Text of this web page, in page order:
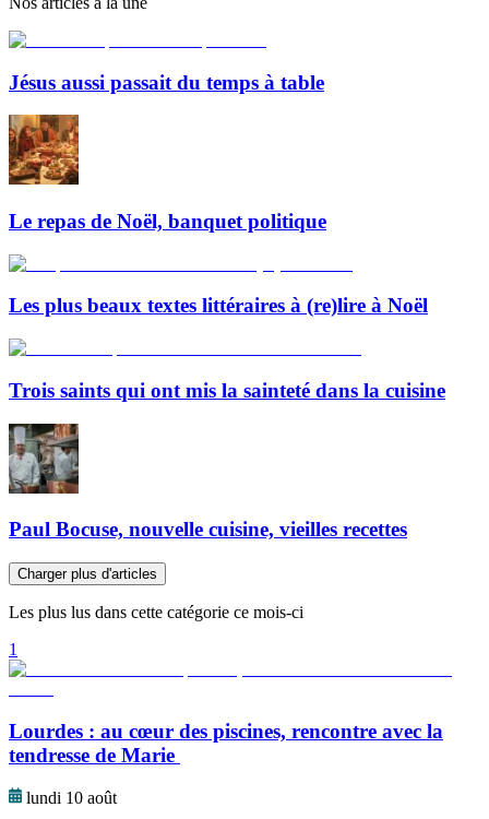
Jésus aussi passait du temps à table
Le repas de Noël, banquet politique
Les plus beaux textes littéraires à (re)lire à Noël
Trois saints qui ont mis la sainteté dans la cuisine
Paul Bocuse, nouvelle cuisine, vieilles recettes
Charger plus d'articles
Les plus lus dans cette catégorie ce mois-ci
1
Lourdes : au cœur des piscines, rencontre avec la
tendresse de Marie
lundi 10 août